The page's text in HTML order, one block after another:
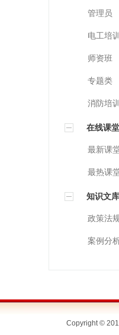
管理员
电工培训
师资班
专题类
消防培训
在线课堂
最新课
最热课
知识文库
政策法
案例分
Copyright ©